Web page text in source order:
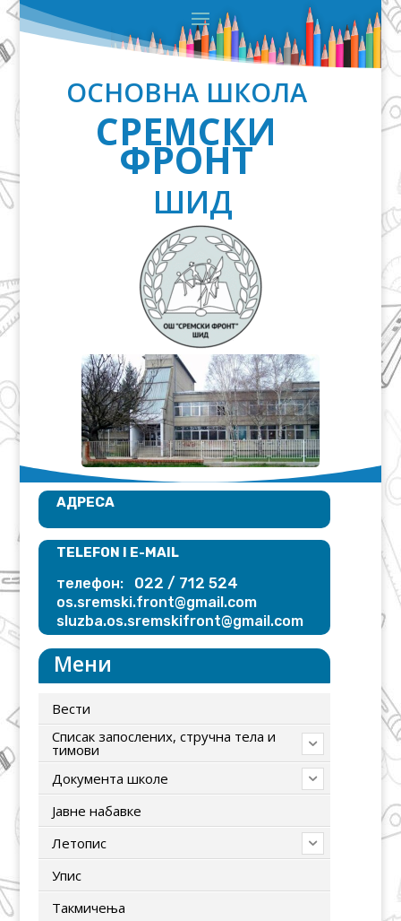
ОСНОВНА ШКОЛА
СРЕМСКИ
ФРОНТ
ШИД
АДРЕСА
TELEFON I E-MAIL
телефон: 022 / 712 524
os.sremski.front@gmail.com
sluzba.os.sremskifront@gmail.com
Мени
Вести
Списак запослених, стручна тела и
тимови
Документа школе
Јавне набавке
Летопис
Упис
Tакмичења